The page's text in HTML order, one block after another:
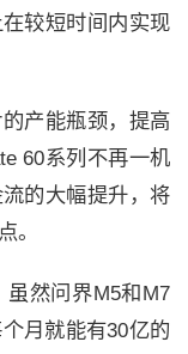
较短时间内实现
产能瓶颈，提高
60系列不再一机
的大幅提升，将
。
虽然问界M5和 M7
月就能有30亿的